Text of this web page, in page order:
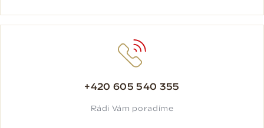
+420 605 540 355
Rádi Vám poradíme